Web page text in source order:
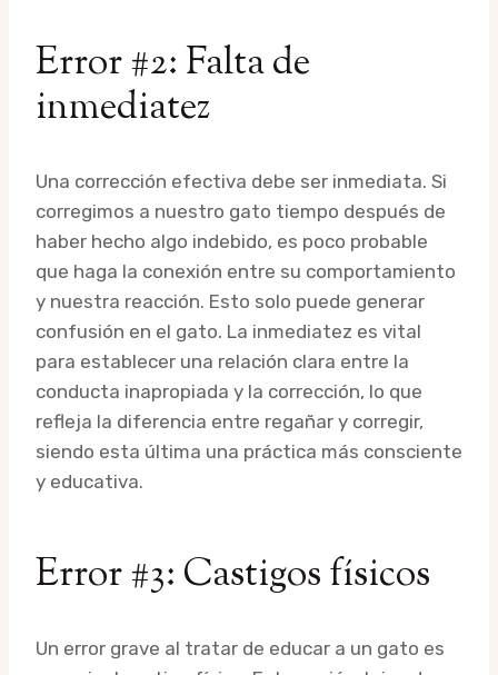
Error #2: Falta de
inmediatez
Una corrección efectiva debe ser inmediata. Si
corregimos a nuestro gato tiempo después de
haber hecho algo indebido, es poco probable
que haga la conexión entre su comportamiento
y nuestra reacción. Esto solo puede generar
confusión en el gato. La inmediatez es vital
para establecer una relación clara entre la
conducta inapropiada y la corrección, lo que
refleja la diferencia entre regañar y corregir,
siendo esta última una práctica más consciente
y educativa.
Error #3: Castigos físicos
Un error grave al tratar de educar a un gato es